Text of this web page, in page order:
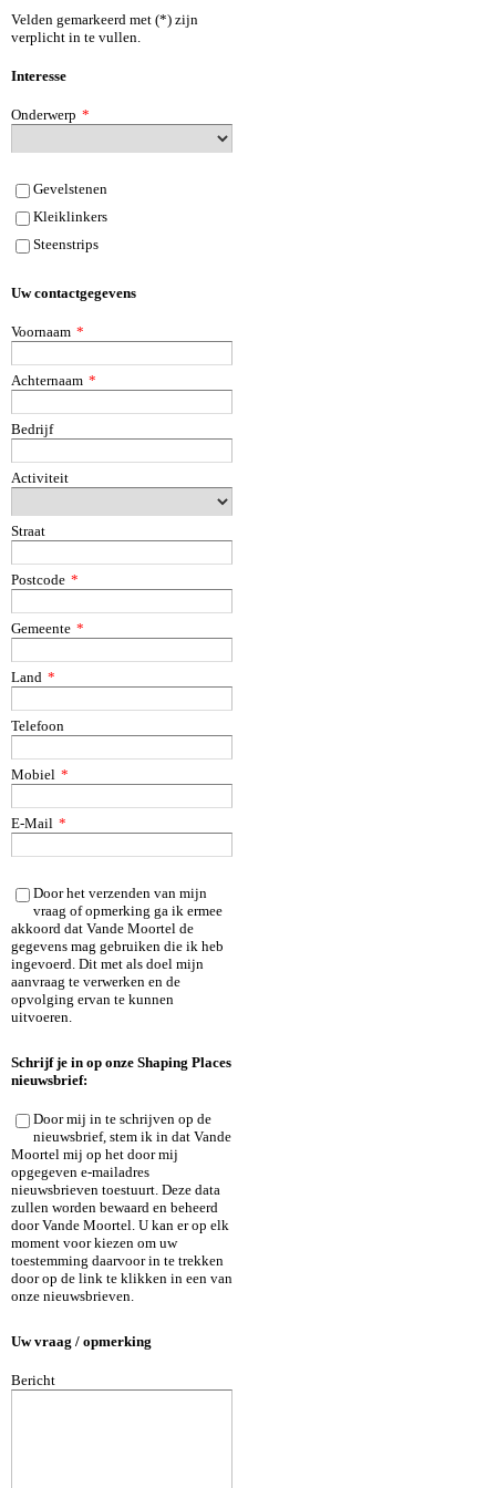
Velden gemarkeerd met (*) zijn
verplicht in te vullen.
Interesse
Onderwerp *
Gevelstenen
Kleiklinkers
Steenstrips
Uw contactgegevens
Voornaam *
Achternaam *
Bedrijf
Activiteit
Straat
Postcode *
Gemeente *
Land *
Telefoon
Mobiel *
E-Mail *
Door het verzenden van mijn
vraag of opmerking ga ik ermee
akkoord dat Vande Moortel de
gegevens mag gebruiken die ik heb
ingevoerd. Dit met als doel mijn
aanvraag te verwerken en de
opvolging ervan te kunnen
uitvoeren.
Schrijf je in op onze Shaping Places
nieuwsbrief:
Door mij in te schrijven op de
nieuwsbrief, stem ik in dat Vande
Moortel mij op het door mij
opgegeven e-mailadres
nieuwsbrieven toestuurt. Deze data
zullen worden bewaard en beheerd
door Vande Moortel. U kan er op elk
moment voor kiezen om uw
toestemming daarvoor in te trekken
door op de link te klikken in een van
onze nieuwsbrieven.
Uw vraag / opmerking
Bericht